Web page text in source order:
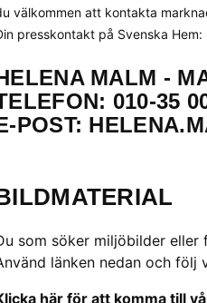
välkommen att kontakta
presskontakt på Svenska Hem:
MALM -
010-35
POST:
som söker miljöbilder
länken nedan och följ
här för att komma till